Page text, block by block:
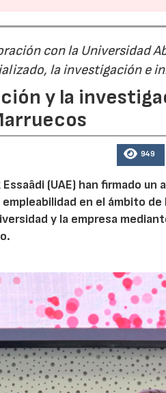
con la Universidad
la investigación e
y la
949
(UAE) han firmado
en el ámbito
y la empresa
15/07/2026